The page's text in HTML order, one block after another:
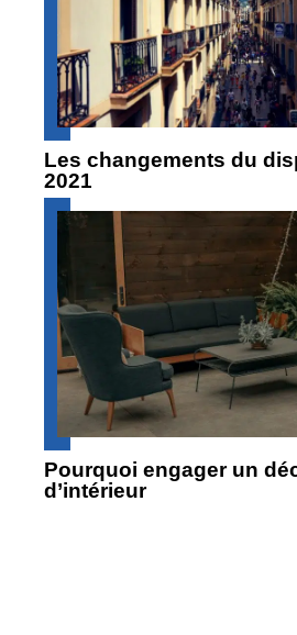
Les changements du
2021
Pourquoi engager un
d’intérieur